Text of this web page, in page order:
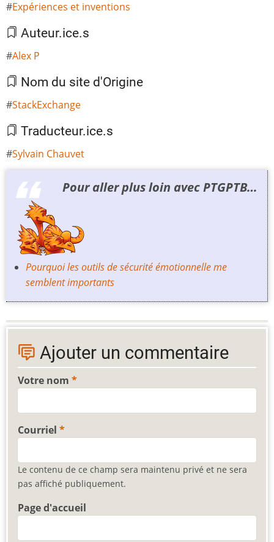
Expériences et inventions
Auteur.ice.s
Alex P
Nom du site d'Origine
StackExchange
Traducteur.ice.s
Sylvain Chauvet
Pour aller plus loin avec PTGPTB…
Pourquoi les outils de sécurité émotionnelle me
semblent importants
Ajouter un commentaire
Votre nom
Courriel
Le contenu de ce champ sera maintenu privé et ne sera
pas affiché publiquement.
Page d'accueil